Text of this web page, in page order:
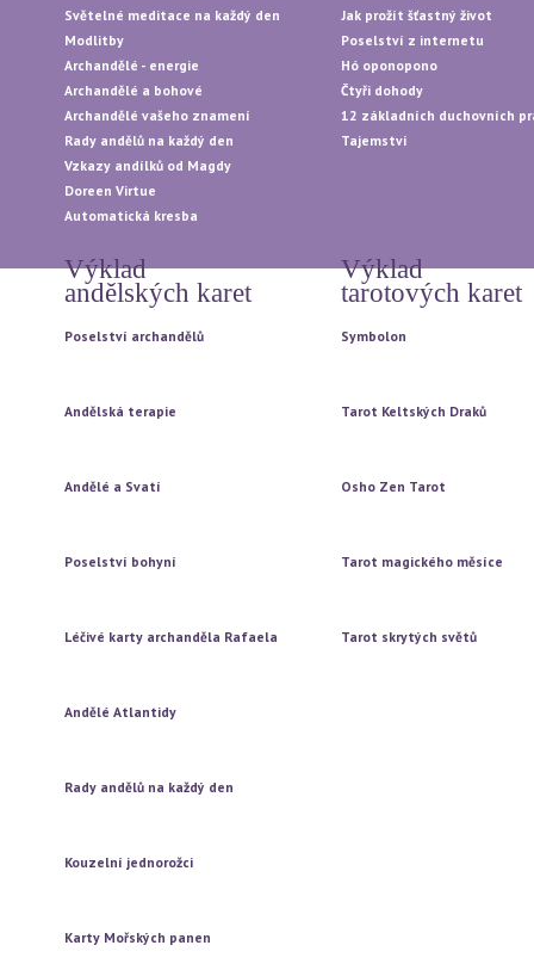
Světelné meditace na každý den
Modlitby
Archandělé - energie
Archandělé a bohové
Archandělé vašeho znamení
Rady andělů na každý den
Vzkazy andílků od Magdy
Doreen Virtue
Automatická kresba
Jak prožít šťastný život
Poselství z internetu
Hó oponopono
Čtyři dohody
12 základních duchovních
Tajemství
Výklad
andělských karet
Poselství archandělů
Andělská terapie
Andělé a Svatí
Poselství bohyní
Léčivé karty archanděla Rafaela
Andělé Atlantidy
Rady andělů na každý den
Kouzelní jednorožci
Karty Mořských panen
Výklad
tarotových karet
Symbolon
Tarot Keltských Draků
Osho Zen Tarot
Tarot magického měsíce
Tarot skrytých světů